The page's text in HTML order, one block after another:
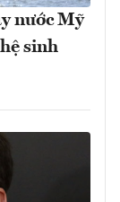
nước Mỹ
sinh